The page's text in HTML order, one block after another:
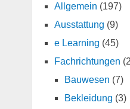
Allgemein (197)
Ausstattung (9)
e Learning (45)
Fachrichtungen
Bauwesen (7)
Bekleidung (3)